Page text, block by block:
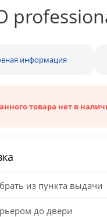
информация
товара нет в
из пункта выдачи
до двери